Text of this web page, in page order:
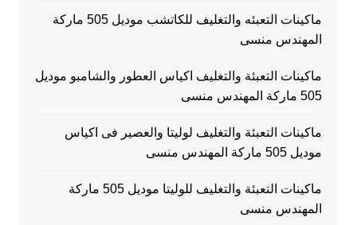
ماكينات التعبئه والتغليف للكاتشب موديل 505 ماركة
المهندس منسى
ماكينات التعبئة والتغليف اكياس العطور والشامبو موديل
505 ماركة المهندس منسى
ماكينات التعبئة والتغليف لوليتا والعصير فى اكياس
موديل 505 ماركة المهندس منسى
ماكينات التعبئة والتغليف للوليتا موديل 505 ماركة
المهندس منسى